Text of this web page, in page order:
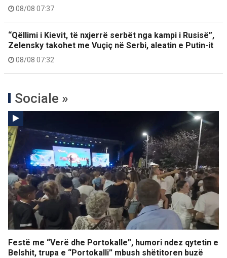
08/08 07:37
“Qëllimi i Kievit, të nxjerrë serbët nga kampi i Rusisë”,
Zelensky takohet me Vuçiç në Serbi, aleatin e Putin-it
08/08 07:32
Sociale »
Festë me “Verë dhe Portokalle”, humori ndez qytetin e
Belshit, trupa e “Portokalli” mbush shëtitoren buzë